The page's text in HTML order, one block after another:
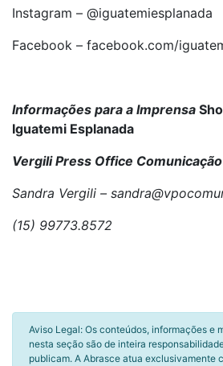
Instagram – @iguatemiesplanada
Facebook – facebook.com/
Informações para a Imprensa
Iguatemi Esplanada
Vergili Press Office
Sandra Vergili –
(15) 99773.8572
Aviso Legal: Os conteúdos, informações e
nesta seção são de inteira
publicam. A Abrasce atua exclusivamente